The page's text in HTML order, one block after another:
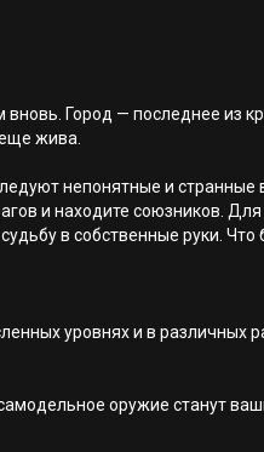
Город — последнее из
жива.
непонятные и странные
и находите союзников. Для
в собственные руки. Что
уровнях и в различных
оружие станут